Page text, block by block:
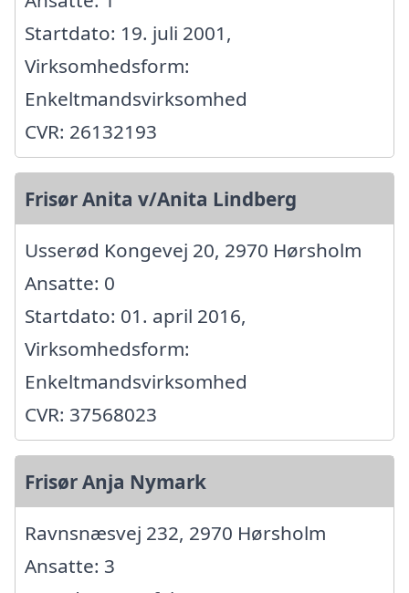
Startdato: 19. juli 2001,
Virksomhedsform:
Enkeltmandsvirksomhed
CVR: 26132193
Frisør Anita v/Anita Lindberg
Usserød Kongevej 20, 2970 Hørsholm
Ansatte: 0
Startdato: 01. april 2016,
Virksomhedsform:
Enkeltmandsvirksomhed
CVR: 37568023
Frisør Anja Nymark
Ravnsnæsvej 232, 2970 Hørsholm
Ansatte: 3